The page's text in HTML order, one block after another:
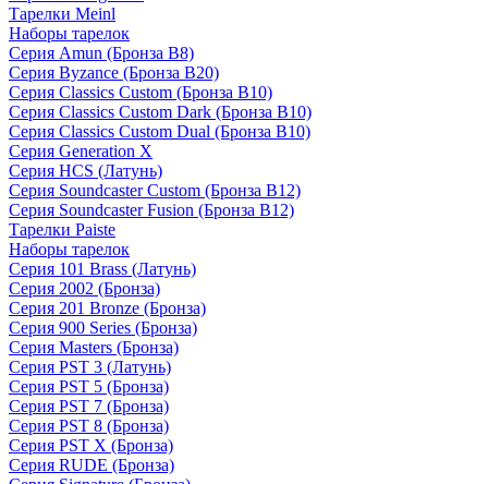
Тарелки Meinl
Наборы тарелок
Серия Amun (Бронза B8)
Серия Byzance (Бронза B20)
Серия Classics Custom (Бронза B10)
Серия Classics Custom Dark (Бронза B10)
Серия Classics Custom Dual (Бронза B10)
Серия Generation X
Серия HCS (Латунь)
Серия Soundcaster Custom (Бронза B12)
Серия Soundcaster Fusion (Бронза B12)
Тарелки Paiste
Наборы тарелок
Серия 101 Brass (Латунь)
Серия 2002 (Бронза)
Серия 201 Bronze (Бронза)
Серия 900 Series (Бронза)
Серия Masters (Бронза)
Серия PST 3 (Латунь)
Серия PST 5 (Бронза)
Серия PST 7 (Бронза)
Серия PST 8 (Бронза)
Серия PST X (Бронза)
Серия RUDE (Бронза)